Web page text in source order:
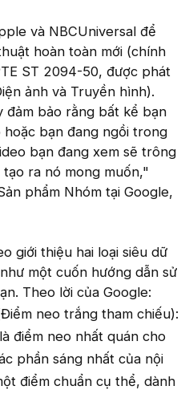
và NBCUniversal để
hoàn toàn mới (chính
ST 2094-50, được phát
ảnh và Truyền hình).
đảm bảo rằng bất kể bạn
bạn đang ngồi trong
bạn đang xem sẽ trông
ra nó mong muốn,"
phẩm Nhóm tại Google,
giới thiệu hai loại siêu dữ
một cuốn hướng dẫn sử
Theo lời của Google:
neo trắng tham chiếu):
điểm neo nhất quán cho
phần sáng nhất của nội
điểm chuẩn cụ thể, dành